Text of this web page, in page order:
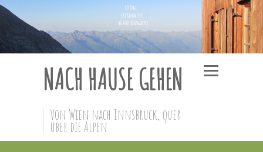
NACH HAUSE GEHEN
Von Wien nach Innsbruck, quer
über die Alpen